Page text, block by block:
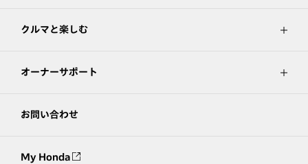
クルマと楽しむ
オーナーサポート
お問い合わせ
My Honda